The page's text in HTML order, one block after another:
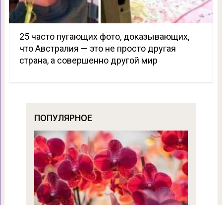
25 часто пугающих фото, доказывающих,
что Австралия — это не просто другая
страна, а совершенно другой мир
ПОПУЛЯРНОЕ